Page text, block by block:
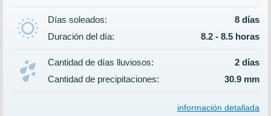
Días soleados:
8 días
Duración del día:
8.2 - 8.5 horas
Cantidad de días lluviosos:
2 días
Cantidad de precipitaciones:
30.9 mm
información detallada